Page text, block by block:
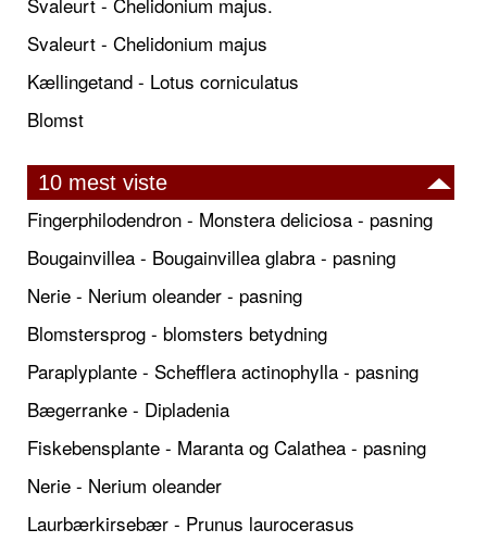
Svaleurt - Chelidonium majus
Kællingetand - Lotus corniculatus
Blomst
10 mest viste
Fingerphilodendron - Monstera deliciosa - pasning
Bougainvillea - Bougainvillea glabra - pasning
Nerie - Nerium oleander - pasning
Blomstersprog - blomsters betydning
Paraplyplante - Schefflera actinophylla - pasning
Bægerranke - Dipladenia
Fiskebensplante - Maranta og Calathea - pasning
Nerie - Nerium oleander
Laurbærkirsebær - Prunus laurocerasus